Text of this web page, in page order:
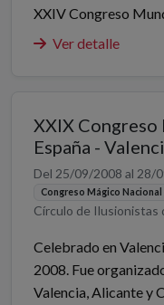
XXIV Congreso
Ver detalle
XXIX
España -
Del 25/09/2008 al 28/
Congreso Mágico Nacional
Círculo de Ilusionistas
Celebrado en
2008. Fue
Valencia, Alicante y